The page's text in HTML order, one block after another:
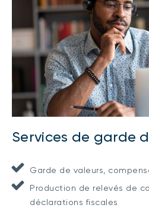
Services de garde
Garde de valeurs,
Production de relevés de
déclarations fiscales